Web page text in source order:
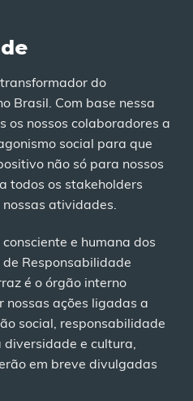
do
Brasil. Com base nessa
os nossos colaboradores a
social para que
não só para nossos
todos os stakeholders
atividades.
e humana dos
de Responsabilidade
é o órgão interno
nossas ações ligadas a
social, responsabilidade
diversidade e cultura,
em breve divulgadas